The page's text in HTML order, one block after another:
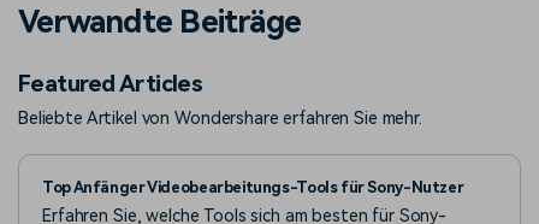
Verwandte Beiträge
Featured Articles
Beliebte Artikel von Wondershare erfahren Sie mehr.
Top Anfänger Videobearbeitungs-Tools für Sony-Nutzer
Erfahren Sie, welche Tools sich am besten für Sony-